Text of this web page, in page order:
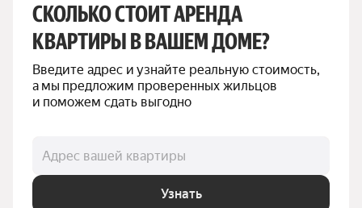
СКОЛЬКО СТОИТ АРЕНДА
КВАРТИРЫ В ВАШЕМ ДОМЕ?
Введите адрес и узнайте реальную стоимость,
а мы предложим проверенных жильцов
и поможем сдать выгодно
Адрес вашей квартиры
Узнать